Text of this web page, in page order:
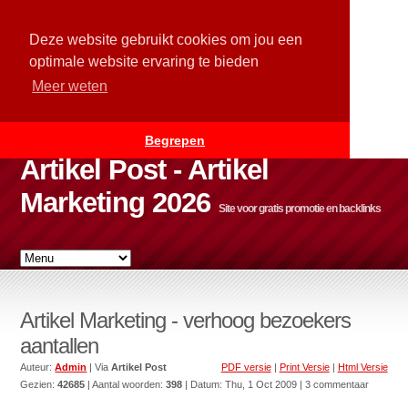
Deze website gebruikt cookies om jou een
optimale website ervaring te bieden
Meer weten
Begrepen
Artikel Post - Artikel
Marketing 2026
Site voor gratis promotie en backlinks
Artikel Marketing - verhoog bezoekers
aantallen
PDF versie| Print Versie| Html Versie
Auteur:Admin | ViaArtikel Post
Gezien:42685 | Aantal woorden:398 | Datum:Thu, 1 Oct 2009 | 3 commentaar